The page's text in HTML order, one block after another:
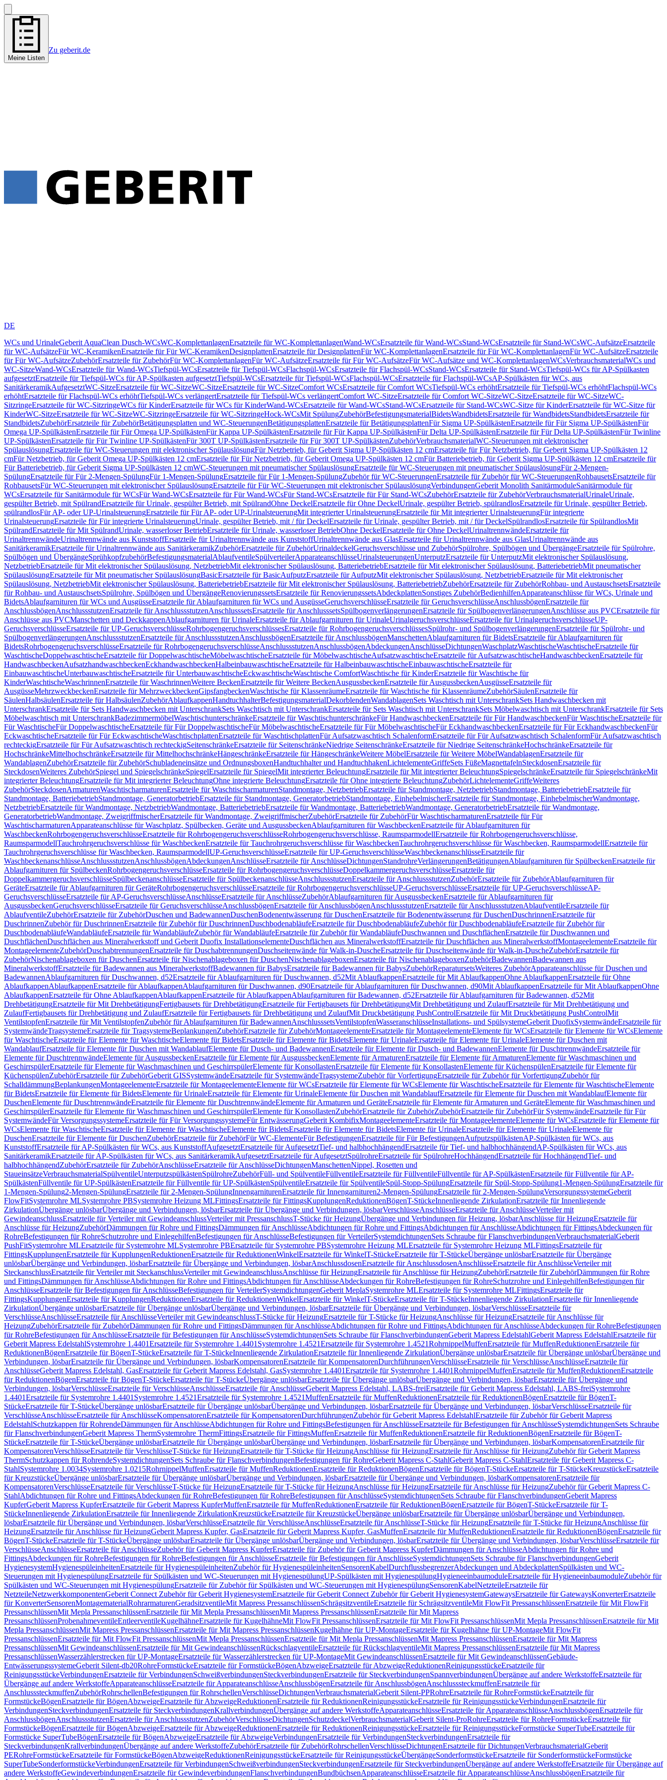
Meine Listen
Zu geberit.de
DE
WCs und UrinaleGeberit AquaClean Dusch-WCsWC-KomplettanlagenErsatzteile für WC-KomplettanlagenWand-WCsErsatzteile für Wand-WCsStand-WCsErsatzteile für Stand-WCsWC-AufsätzeErsatzteile
für WC-AufsätzeFür WC-KeramikenErsatzteile für Für WC-KeramikenDesignplattenErsatzteile für DesignplattenFür WC-KomplettanlagenErsatzteile für Für WC-KomplettanlagenFür WC-AufsätzeErsatzteile
für Für WC-AufsätzeZubehörErsatzteile für ZubehörFür WC-KomplettanlagenFür WC-AufsätzeErsatzteile für Für WC-AufsätzeFür WC-Aufsätze und WC-KomplettanlagenWCsVerbrauchsmaterialWCs und
WC-SitzeWand-WCsErsatzteile für Wand-WCsTiefspül-WCsErsatzteile für Tiefspül-WCsFlachspül-WCsErsatzteile für Flachspül-WCsStand-WCsErsatzteile für Stand-WCsTiefspül-WCs für AP-Spülkasten
aufgesetztErsatzteile für Tiefspül-WCs für AP-Spülkasten aufgesetztTiefspül-WCsErsatzteile für Tiefspül-WCsFlachspül-WCsErsatzteile für Flachspül-WCsAP-Spülkästen für WCs, aus
SanitärkeramikAufgesetztWC-SitzeErsatzteile für WC-SitzeWC-SitzeErsatzteile für WC-SitzeComfort WCsErsatzteile für Comfort WCsTiefspül-WCs erhöhtErsatzteile für Tiefspül-WCs erhöhtFlachspül-WCs
erhöhtErsatzteile für Flachspül-WCs erhöhtTiefspül-WCs verlängertErsatzteile für Tiefspül-WCs verlängertComfort WC-SitzeErsatzteile für Comfort WC-SitzeWC-SitzeErsatzteile für WC-SitzeWC-
SitzringeErsatzteile für WC-SitzringeWCs für KinderErsatzteile für WCs für KinderWand-WCsErsatzteile für Wand-WCsStand-WCsErsatzteile für Stand-WCsWC-Sitze für KinderErsatzteile für WC-Sitze für
KinderWC-SitzeErsatzteile für WC-SitzeWC-SitzringeErsatzteile für WC-SitzringeHock-WCsMit SpülungZubehörBefestigungsmaterialBidetsWandbidetsErsatzteile für WandbidetsStandbidetsErsatzteile für
StandbidetsZubehörErsatzteile für ZubehörBetätigungsplatten und WC-SteuerungenBetätigungsplattenErsatzteile für BetätigungsplattenFür Sigma UP-SpülkästenErsatzteile für Für Sigma UP-SpülkästenFür
Omega UP-SpülkästenErsatzteile für Für Omega UP-SpülkästenFür Kappa UP-SpülkästenErsatzteile für Für Kappa UP-SpülkästenFür Delta UP-SpülkästenErsatzteile für Für Delta UP-SpülkästenFür Twinline
UP-SpülkästenErsatzteile für Für Twinline UP-SpülkästenFür 300T UP-SpülkästenErsatzteile für Für 300T UP-SpülkästenZubehörVerbrauchsmaterialWC-Steuerungen mit elektronischer
SpülauslösungErsatzteile für WC-Steuerungen mit elektronischer SpülauslösungFür Netzbetrieb, für Geberit Sigma UP-Spülkästen 12 cmErsatzteile für Für Netzbetrieb, für Geberit Sigma UP-Spülkästen 12
cmFür Netzbetrieb, für Geberit Omega UP-Spülkästen 12 cmErsatzteile für Für Netzbetrieb, für Geberit Omega UP-Spülkästen 12 cmFür Batteriebetrieb, für Geberit Sigma UP-Spülkästen 12 cmErsatzteile für
Für Batteriebetrieb, für Geberit Sigma UP-Spülkästen 12 cmWC-Steuerungen mit pneumatischer SpülauslösungErsatzteile für WC-Steuerungen mit pneumatischer SpülauslösungFür 2-Mengen-
SpülungErsatzteile für Für 2-Mengen-SpülungFür 1-Mengen-SpülungErsatzteile für Für 1-Mengen-SpülungZubehör für WC-SteuerungenErsatzteile für Zubehör für WC-SteuerungenRohbausetsErsatzteile für
RohbausetsFür WC-Steuerungen mit elektronischer SpülauslösungErsatzteile für Für WC-Steuerungen mit elektronischer SpülauslösungVerbindungenGeberit Monolith SanitärmoduleSanitärmodule für
WCsErsatzteile für Sanitärmodule für WCsFür Wand-WCsErsatzteile für Für Wand-WCsFür Stand-WCsErsatzteile für Für Stand-WCsZubehörErsatzteile für ZubehörVerbrauchsmaterialUrinaleUrinale,
gespülter Betrieb, mit SpülrandErsatzteile für Urinale, gespülter Betrieb, mit SpülrandOhne DeckelErsatzteile für Ohne DeckelUrinale, gespülter Betrieb, spülrandlosErsatzteile für Urinale, gespülter Betrieb,
spülrandlosFür AP- oder UP-UrinalsteuerungErsatzteile für Für AP- oder UP-UrinalsteuerungMit integrierter UrinalsteuerungErsatzteile für Mit integrierter UrinalsteuerungFür integrierte
UrinalsteuerungErsatzteile für Für integrierte UrinalsteuerungUrinale, gespülter Betrieb, mit / für DeckelErsatzteile für Urinale, gespülter Betrieb, mit / für DeckelSpülrandlosErsatzteile für SpülrandlosMit
SpülrandErsatzteile für Mit SpülrandUrinale, wasserloser BetriebErsatzteile für Urinale, wasserloser BetriebOhne DeckelErsatzteile für Ohne DeckelUrinaltrennwändeErsatzteile für
UrinaltrennwändeUrinaltrennwände aus KunststoffErsatzteile für Urinaltrennwände aus KunststoffUrinaltrennwände aus GlasErsatzteile für Urinaltrennwände aus GlasUrinaltrennwände aus
SanitärkeramikErsatzteile für Urinaltrennwände aus SanitärkeramikZubehörErsatzteile für ZubehörUrinaldeckelGeruchsverschlüsse und ZubehörSpülrohre, Spülbögen und ÜbergängeErsatzteile für Spülrohre,
Spülbögen und ÜbergängeSprühkopfzubehörBefestigungsmaterialAblaufventileSpülverteilerApparateanschlüsseUrinalsteuerungenUnterputzErsatzteile für UnterputzMit elektronischer Spülauslösung,
NetzbetriebErsatzteile für Mit elektronischer Spülauslösung, NetzbetriebMit elektronischer Spülauslösung, BatteriebetriebErsatzteile für Mit elektronischer Spülauslösung, BatteriebetriebMit pneumatischer
SpülauslösungErsatzteile für Mit pneumatischer SpülauslösungBasicErsatzteile für BasicAufputzErsatzteile für AufputzMit elektronischer Spülauslösung, NetzbetriebErsatzteile für Mit elektronischer
Spülauslösung, NetzbetriebMit elektronischer Spülauslösung, BatteriebetriebErsatzteile für Mit elektronischer Spülauslösung, BatteriebetriebZubehörErsatzteile für ZubehörRohbau- und AustauschsetsErsatzteile
für Rohbau- und AustauschsetsSpülrohre, Spülbögen und ÜbergängeRenovierungssetsErsatzteile für RenovierungssetsAbdeckplattenSonstiges ZubehörBedienhilfenApparateanschlüsse für WCs, Urinale und
BidetsAblaufgarnituren für WCs und AusgüsseErsatzteile für Ablaufgarnituren für WCs und AusgüsseGeruchsverschlüsseErsatzteile für GeruchsverschlüsseAnschlussbögenErsatzteile für
AnschlussbögenAnschlussstutzenErsatzteile für AnschlussstutzenAnschlusssetsErsatzteile für AnschlusssetsSpülbogenverlängerungenErsatzteile für SpülbogenverlängerungenAnschlüsse aus PVCErsatzteile für
Anschlüsse aus PVCManschetten und DeckkappenAblaufgarnituren für UrinaleErsatzteile für Ablaufgarnituren für UrinaleUrinalgeruchsverschlüsseErsatzteile für UrinalgeruchsverschlüsseUP-
GeruchsverschlüsseErsatzteile für UP-GeruchsverschlüsseRohrbogengeruchsverschlüssesErsatzteile für RohrbogengeruchsverschlüssesSpülrohr- und SpülbogenverlängerungenErsatzteile für Spülrohr- und
SpülbogenverlängerungenAnschlussstutzenErsatzteile für AnschlussstutzenAnschlussbögenErsatzteile für AnschlussbögenManschettenAblaufgarnituren für BidetsErsatzteile für Ablaufgarnituren für
BidetsRohrbogengeruchsverschlüsseErsatzteile für RohrbogengeruchsverschlüsseAnschlussstutzenAnschlussbögenAbdeckungenAnschlüsseDichtungenWaschplatzWaschtischeWaschtischeErsatzteile für
WaschtischeDoppelwaschtischeErsatzteile für DoppelwaschtischeMöbelwaschtischeErsatzteile für MöbelwaschtischeAufsatzwaschtischeErsatzteile für AufsatzwaschtischeHandwaschbeckenErsatzteile für
HandwaschbeckenAufsatzhandwaschbeckenEckhandwaschbeckenHalbeinbauwaschtischeErsatzteile für HalbeinbauwaschtischeEinbauwaschtischeErsatzteile für
EinbauwaschtischeUnterbauwaschtischeErsatzteile für UnterbauwaschtischeEckwaschtischeWaschtische ComfortWaschtische für KinderErsatzteile für Waschtische für
KinderWaschtischeWaschrinnenErsatzteile für WaschrinnenWeitere BeckenErsatzteile für Weitere BeckenAusgussbeckenErsatzteile für AusgussbeckenAusgüsseErsatzteile für
AusgüsseMehrzweckbeckenErsatzteile für MehrzweckbeckenGipsfangbeckenWaschtische für KlassenräumeErsatzteile für Waschtische für KlassenräumeZubehörSäulenErsatzteile für
SäulenHalbsäulenErsatzteile für HalbsäulenZubehörAblaufkappenHandtuchhalterBefestigungsmaterialDekorblendenWandablagenSets Waschtisch mit UnterschrankSets Handwaschbecken mit
UnterschrankErsatzteile für Sets Handwaschbecken mit UnterschrankSets Waschtisch mit UnterschrankErsatzteile für Sets Waschtisch mit UnterschrankSets Möbelwaschtisch mit UnterschrankErsatzteile für Sets
Möbelwaschtisch mit UnterschrankBadezimmermöbelWaschtischunterschränkeErsatzteile für WaschtischunterschränkeFür HandwaschbeckenErsatzteile für Für HandwaschbeckenFür WaschtischeErsatzteile für
Für WaschtischeFür DoppelwaschtischeErsatzteile für Für DoppelwaschtischeFür MöbelwaschtischeErsatzteile für Für MöbelwaschtischeFür EckhandwaschbeckenErsatzteile für Für EckhandwaschbeckenFür
EckwaschtischeErsatzteile für Für EckwaschtischeWaschtischplattenErsatzteile für WaschtischplattenFür Aufsatzwaschtisch SchalenformErsatzteile für Für Aufsatzwaschtisch SchalenformFür Aufsatzwaschtisch
rechteckigErsatzteile für Für Aufsatzwaschtisch rechteckigSeitenschränkeErsatzteile für SeitenschränkeNiedrige SeitenschränkeErsatzteile für Niedrige SeitenschränkeHochschränkeErsatzteile für
HochschränkeMittelhochschränkeErsatzteile für MittelhochschränkeHängeschränkeErsatzteile für HängeschränkeWeitere MöbelErsatzteile für Weitere MöbelWandablagenErsatzteile für
WandablagenZubehörErsatzteile für ZubehörSchubladeneinsätze und OrdnungsboxenHandtuchhalter und HandtuchhakenLichtelementeGriffeSets FüßeMagnettafelnSteckdosenErsatzteile für
SteckdosenWeiteres ZubehörSpiegel und SpiegelschränkeSpiegelErsatzteile für SpiegelMit integrierter BeleuchtungErsatzteile für Mit integrierter BeleuchtungSpiegelschränkeErsatzteile für SpiegelschränkeMit
integrierter BeleuchtungErsatzteile für Mit integrierter BeleuchtungOhne integrierte BeleuchtungErsatzteile für Ohne integrierte BeleuchtungZubehörLichtelementeGriffeWeiteres
ZubehörSteckdosenArmaturenWaschtischarmaturenErsatzteile für WaschtischarmaturenStandmontage, NetzbetriebErsatzteile für Standmontage, NetzbetriebStandmontage, BatteriebetriebErsatzteile für
Standmontage, BatteriebetriebStandmontage, GeneratorbetriebErsatzteile für Standmontage, GeneratorbetriebStandmontage, EinhebelmischerErsatzteile für Standmontage, EinhebelmischerWandmontage,
NetzbetriebErsatzteile für Wandmontage, NetzbetriebWandmontage, BatteriebetriebErsatzteile für Wandmontage, BatteriebetriebWandmontage, GeneratorbetriebErsatzteile für Wandmontage,
GeneratorbetriebWandmontage, ZweigriffmischerErsatzteile für Wandmontage, ZweigriffmischerZubehörErsatzteile für ZubehörFür WaschtischarmaturenErsatzteile für Für
WaschtischarmaturenApparateanschlüsse für Waschplatz, Spülbecken, Geräte und AusgussbeckenAblaufgarnituren für WaschbeckenErsatzteile für Ablaufgarnituren für
WaschbeckenRohrbogengeruchsverschlüsseErsatzteile für RohrbogengeruchsverschlüsseRohrbogengeruchsverschlüsse, RaumsparmodellErsatzteile für Rohrbogengeruchsverschlüsse,
RaumsparmodellTauchrohrgeruchsverschlüsse für WaschbeckenErsatzteile für Tauchrohrgeruchsverschlüsse für WaschbeckenTauchrohrgeruchsverschlüsse für Waschbecken, RaumsparmodellErsatzteile für
Tauchrohrgeruchsverschlüsse für Waschbecken, RaumsparmodellUP-GeruchsverschlüsseErsatzteile für UP-GeruchsverschlüsseWaschbeckenanschlüsseErsatzteile für
WaschbeckenanschlüsseAnschlussstutzenAnschlussbögenAbdeckungenAnschlüsseErsatzteile für AnschlüsseDichtungenStandrohreVerlängerungenBetätigungenAblaufgarnituren für SpülbeckenErsatzteile für
Ablaufgarnituren für SpülbeckenRohrbogengeruchsverschlüsseErsatzteile für RohrbogengeruchsverschlüsseDoppelkammergeruchsverschlüsseErsatzteile für
DoppelkammergeruchsverschlüsseSpülbeckenanschlüsseErsatzteile für SpülbeckenanschlüsseAnschlussstutzenErsatzteile für AnschlussstutzenZubehörErsatzteile für ZubehörAblaufgarnituren für
GeräteErsatzteile für Ablaufgarnituren für GeräteRohrbogengeruchsverschlüsseErsatzteile für RohrbogengeruchsverschlüsseUP-GeruchsverschlüsseErsatzteile für UP-GeruchsverschlüsseAP-
GeruchsverschlüsseErsatzteile für AP-GeruchsverschlüsseAnschlüsseErsatzteile für AnschlüsseZubehörAblaufgarnituren für AusgussbeckenErsatzteile für Ablaufgarnituren für
AusgussbeckenGeruchsverschlüsseErsatzteile für GeruchsverschlüsseAnschlussbögenErsatzteile für AnschlussbögenAnschlussstutzenErsatzteile für AnschlussstutzenAblaufventileErsatzteile für
AblaufventileZubehörErsatzteile für ZubehörDuschen und BadewannenDuschenBodenentwässerung für DuschenErsatzteile für Bodenentwässerung für DuschenDuschrinnenErsatzteile für
DuschrinnenZubehör für DuschrinnenErsatzteile für Zubehör für DuschrinnenDuschbodenabläufeErsatzteile für DuschbodenabläufeZubehör für DuschbodenabläufeErsatzteile für Zubehör für
DuschbodenabläufeWandabläufeErsatzteile für WandabläufeZubehör für WandabläufeErsatzteile für Zubehör für WandabläufeDuschwannen und DuschflächenErsatzteile für Duschwannen und
DuschflächenDuschflächen aus Mineralwerkstoff und Geberit Duofix InstallationselementeDuschflächen aus MineralwerkstoffErsatzteile für Duschflächen aus MineralwerkstoffMontageelementeErsatzteile für
MontageelementeZubehörDuschabtrennungenErsatzteile für DuschabtrennungenDuschseitenwände für Walk-in-DuscheErsatzteile für Duschseitenwände für Walk-in-DuscheZubehörErsatzteile für
ZubehörNischenablageboxen für DuschenErsatzteile für Nischenablageboxen für DuschenNischenablageboxenErsatzteile für NischenablageboxenZubehörBadewannenBadewannen aus
MineralwerkstoffErsatzteile für Badewannen aus MineralwerkstoffBadewannen für BabysErsatzteile für Badewannen für BabysZubehörReparatursetsWeiteres ZubehörApparateanschlüsse für Duschen und
BadewannenAblaufgarnituren für Duschwannen, d52Ersatzteile für Ablaufgarnituren für Duschwannen, d52Mit AblaufkappenErsatzteile für Mit AblaufkappenOhne AblaufkappenErsatzteile für Ohne
AblaufkappenAblaufkappenErsatzteile für AblaufkappenAblaufgarnituren für Duschwannen, d90Ersatzteile für Ablaufgarnituren für Duschwannen, d90Mit AblaufkappenErsatzteile für Mit AblaufkappenOhne
AblaufkappenErsatzteile für Ohne AblaufkappenAblaufkappenErsatzteile für AblaufkappenAblaufgarnituren für Badewannen, d52Ersatzteile für Ablaufgarnituren für Badewannen, d52Mit
DrehbetätigungErsatzteile für Mit DrehbetätigungFertigbausets für DrehbetätigungErsatzteile für Fertigbausets für DrehbetätigungMit Drehbetätigung und ZulaufErsatzteile für Mit Drehbetätigung und
ZulaufFertigbausets für Drehbetätigung und ZulaufErsatzteile für Fertigbausets für Drehbetätigung und ZulaufMit Druckbetätigung PushControlErsatzteile für Mit Druckbetätigung PushControlMit
VentilstopfenErsatzteile für Mit VentilstopfenZubehör für Ablaufgarnituren für BadewannenAnschlusssetsVentilstopfenWasseranschlüsseInstallations- und SpülsystemeGeberit DuofixSystemwändeErsatzteile für
SystemwändeTragsystemeErsatzteile für TragsystemeBeplankungenZubehörErsatzteile für ZubehörMontageelementeErsatzteile für MontageelementeElemente für WCsErsatzteile für Elemente für WCsElemente
für WaschtischeErsatzteile für Elemente für WaschtischeElemente für BidetsErsatzteile für Elemente für BidetsElemente für UrinaleErsatzteile für Elemente für UrinaleElemente für Duschen mit
WandablaufErsatzteile für Elemente für Duschen mit WandablaufElemente für Dusch- und BadewannenErsatzteile für Elemente für Dusch- und BadewannenElemente für DuschtrennwändeErsatzteile für
Elemente für DuschtrennwändeElemente für AusgussbeckenErsatzteile für Elemente für AusgussbeckenElemente für ArmaturenErsatzteile für Elemente für ArmaturenElemente für Waschmaschinen und
GeschirrspülerErsatzteile für Elemente für Waschmaschinen und GeschirrspülerElemente für KonsollastenErsatzteile für Elemente für KonsollastenElemente für KüchenspülenErsatzteile für Elemente für
KüchenspülenZubehörErsatzteile für ZubehörGeberit GISSystemwändeErsatzteile für SystemwändeTragsystemeZubehör für VorfertigungErsatzteile für Zubehör für VorfertigungZubehör für
SchalldämmungBeplankungenMontageelementeErsatzteile für MontageelementeElemente für WCsErsatzteile für Elemente für WCsElemente für WaschtischeErsatzteile für Elemente für WaschtischeElemente
für BidetsErsatzteile für Elemente für BidetsElemente für UrinaleErsatzteile für Elemente für UrinaleElemente für Duschen mit WandablaufErsatzteile für Elemente für Duschen mit WandablaufElemente für
DuschenElemente für DuschtrennwändeErsatzteile für Elemente für DuschtrennwändeElemente für Armaturen und GeräteErsatzteile für Elemente für Armaturen und GeräteElemente für Waschmaschinen und
GeschirrspülerErsatzteile für Elemente für Waschmaschinen und GeschirrspülerElemente für KonsollastenZubehörErsatzteile für ZubehörZubehörErsatzteile für ZubehörFür SystemwändeErsatzteile für Für
SystemwändeFür VersorgungssystemeErsatzteile für Für VersorgungssystemeFür EntwässerungGeberit KombifixMontageelementeErsatzteile für MontageelementeElemente für WCsErsatzteile für Elemente für
WCsElemente für WaschtischeErsatzteile für Elemente für WaschtischeElemente für BidetsErsatzteile für Elemente für BidetsElemente für UrinaleErsatzteile für Elemente für UrinaleElemente für
DuschenErsatzteile für Elemente für DuschenZubehörErsatzteile für ZubehörFür WC-ElementeFür BefestigungenErsatzteile für Für BefestigungenAufputzspülkästenAP-Spülkästen für WCs, aus
KunststoffErsatzteile für AP-Spülkästen für WCs, aus KunststoffAufgesetztErsatzteile für AufgesetztTief- und halbhochhängendErsatzteile für Tief- und halbhochhängendAP-Spülkästen für WCs, aus
SanitärkeramikErsatzteile für AP-Spülkästen für WCs, aus SanitärkeramikAufgesetztErsatzteile für AufgesetztSpülrohreErsatzteile für SpülrohreHochhängendErsatzteile für HochhängendTief- und
halbhochhängendZubehörErsatzteile für ZubehörAnschlüsseErsatzteile für AnschlüsseDichtungenManschettenNippel, Rosetten und
StaueinsätzeVerbrauchsmaterialSpülventileUnterputzspülkästenSpülrohreZubehörFüll- und SpülventileFüllventileErsatzteile für FüllventileFüllventile für AP-SpülkästenErsatzteile für Füllventile für AP-
SpülkästenFüllventile für UP-SpülkästenErsatzteile für Füllventile für UP-SpülkästenSpülventileErsatzteile für SpülventileSpül-Stopp-SpülungErsatzteile für Spül-Stopp-Spülung1-Mengen-SpülungErsatzteile für
1-Mengen-Spülung2-Mengen-SpülungErsatzteile für 2-Mengen-SpülungInnengarniturenErsatzteile für Innengarnituren2-Mengen-SpülungErsatzteile für 2-Mengen-SpülungVersorgungssystemeGeberit
FlowFitSystemrohre MLSystemrohre PBSystemrohre Heizung MLFittingsErsatzteile für FittingsKupplungenReduktionenBögenT-StückeInnenliegende ZirkulationErsatzteile für Innenliegende
ZirkulationÜbergänge unlösbarÜbergänge und Verbindungen, lösbarErsatzteile für Übergänge und Verbindungen, lösbarVerschlüsseAnschlüsseErsatzteile für AnschlüsseVerteiler mit
GewindeanschlussErsatzteile für Verteiler mit GewindeanschlussVerteiler mit PressanschlussT-Stücke für HeizungÜbergänge und Verbindungen für Heizung, lösbarAnschlüsse für HeizungErsatzteile für
Anschlüsse für HeizungZubehörDämmungen für Rohre und FittingsDämmungen für AnschlüsseAbdichtungen für Rohre und FittingsAbdichtungen für AnschlüsseAbdichtungen für FittingsAbdeckungen für
RohreBefestigungen für RohreSchutzrohre und EinlegehilfenBefestigungen für AnschlüsseBefestigungen für VerteilerSystemdichtungenSets Schraube für FlanschverbindungenVerbrauchsmaterialGeberit
PushFitSystemrohre MLErsatzteile für Systemrohre MLSystemrohre PBErsatzteile für Systemrohre PBSystemrohre Heizung MLErsatzteile für Systemrohre Heizung MLFittingsErsatzteile für
FittingsKupplungenErsatzteile für KupplungenReduktionenErsatzteile für ReduktionenWinkelErsatzteile für WinkelT-StückeErsatzteile für T-StückeÜbergänge unlösbarErsatzteile für Übergänge
unlösbarÜbergänge und Verbindungen, lösbarErsatzteile für Übergänge und Verbindungen, lösbarAnschlussdosenErsatzteile für AnschlussdosenAnschlüsseErsatzteile für AnschlüsseVerteiler mit
SteckanschlussErsatzteile für Verteiler mit SteckanschlussVerteiler mit GewindeanschlussAnschlüsse für HeizungErsatzteile für Anschlüsse für HeizungZubehörErsatzteile für ZubehörDämmungen für Rohre
und FittingsDämmungen für AnschlüsseAbdichtungen für Rohre und FittingsAbdichtungen für AnschlüsseAbdeckungen für RohreBefestigungen für RohreSchutzrohre und EinlegehilfenBefestigungen für
AnschlüsseErsatzteile für Befestigungen für AnschlüsseBefestigungen für VerteilerSystemdichtungenGeberit MeplaSystemrohre MLErsatzteile für Systemrohre MLFittingsErsatzteile für
FittingsKupplungenErsatzteile für KupplungenReduktionenErsatzteile für ReduktionenWinkelErsatzteile für WinkelT-StückeErsatzteile für T-StückeInnenliegende ZirkulationErsatzteile für Innenliegende
ZirkulationÜbergänge unlösbarErsatzteile für Übergänge unlösbarÜbergänge und Verbindungen, lösbarErsatzteile für Übergänge und Verbindungen, lösbarVerschlüsseErsatzteile für
VerschlüsseAnschlüsseErsatzteile für AnschlüsseVerteiler mit GewindeanschlussT-Stücke für HeizungErsatzteile für T-Stücke für HeizungAnschlüsse für HeizungErsatzteile für Anschlüsse für
HeizungZubehörErsatzteile für ZubehörDämmungen für Rohre und FittingsDämmungen für AnschlüsseAbdichtungen für Rohre und FittingsAbdichtungen für AnschlüsseAbdeckungen für RohreBefestigungen
für RohreBefestigungen für AnschlüsseErsatzteile für Befestigungen für AnschlüsseSystemdichtungenSets Schraube für FlanschverbindungenGeberit Mapress EdelstahlGeberit Mapress EdelstahlErsatzteile für
Geberit Mapress EdelstahlSystemrohre 1.4401Ersatzteile für Systemrohre 1.4401 Systemrohre 1.4521Ersatzteile für Systemrohre 1.4521RohrnippelMuffenErsatzteile für MuffenReduktionenErsatzteile für
ReduktionenBögenErsatzteile für BögenT-StückeErsatzteile für T-StückeInnenliegende ZirkulationErsatzteile für Innenliegende ZirkulationÜbergänge unlösbarErsatzteile für Übergänge unlösbarÜbergänge und
Verbindungen, lösbarErsatzteile für Übergänge und Verbindungen, lösbarKompensatorenErsatzteile für KompensatorenDurchführungenVerschlüsseErsatzteile für VerschlüsseAnschlüsseErsatzteile für
AnschlüsseGeberit Mapress Edelstahl, GasErsatzteile für Geberit Mapress Edelstahl, GasSystemrohre 1.4401Ersatzteile für Systemrohre 1.4401RohrnippelMuffenErsatzteile für MuffenReduktionenErsatzteile
für ReduktionenBögenErsatzteile für BögenT-StückeErsatzteile für T-StückeÜbergänge unlösbarErsatzteile für Übergänge unlösbarÜbergänge und Verbindungen, lösbarErsatzteile für Übergänge und
Verbindungen, lösbarVerschlüsseErsatzteile für VerschlüsseAnschlüsseErsatzteile für AnschlüsseGeberit Mapress Edelstahl, LABS-freiErsatzteile für Geberit Mapress Edelstahl, LABS-freiSystemrohre
1.4401Ersatzteile für Systemrohre 1.4401 Systemrohre 1.4521Ersatzteile für Systemrohre 1.4521MuffenErsatzteile für MuffenReduktionenErsatzteile für ReduktionenBögenErsatzteile für BögenT-
StückeErsatzteile für T-StückeÜbergänge unlösbarErsatzteile für Übergänge unlösbarÜbergänge und Verbindungen, lösbarErsatzteile für Übergänge und Verbindungen, lösbarVerschlüsseErsatzteile für
VerschlüsseAnschlüsseErsatzteile für AnschlüsseKompensatorenErsatzteile für KompensatorenDurchführungenZubehör für Geberit Mapress EdelstahlErsatzteile für Zubehör für Geberit Mapress
EdelstahlSchutzkappen für RohrendeDämmungen für AnschlüsseAbdichtungen für Rohre und FittingsBefestigungen für AnschlüsseErsatzteile für Befestigungen für AnschlüsseSystemdichtungenSets Schraube
für FlanschverbindungenGeberit Mapress ThermSystemrohre ThermFittingsErsatzteile für FittingsMuffenErsatzteile für MuffenReduktionenErsatzteile für ReduktionenBögenErsatzteile für BögenT-
StückeErsatzteile für T-StückeÜbergänge unlösbarErsatzteile für Übergänge unlösbarÜbergänge und Verbindungen, lösbarErsatzteile für Übergänge und Verbindungen, lösbarKompensatorenErsatzteile für
KompensatorenVerschlüsseErsatzteile für VerschlüsseT-Stücke für HeizungErsatzteile für T-Stücke für HeizungAnschlüsse für HeizungErsatzteile für Anschlüsse für HeizungZubehör für Geberit Mapress
ThermSchutzkappen für RohrendeSystemdichtungenSets Schraube für FlanschverbindungenBefestigungen für RohreGeberit Mapress C-StahlGeberit Mapress C-StahlErsatzteile für Geberit Mapress C-
StahlSystemrohre 1.0034Systemrohre 1.0215RohrnippelMuffenErsatzteile für MuffenReduktionenErsatzteile für ReduktionenBögenErsatzteile für BögenT-StückeErsatzteile für T-StückeKreuzstückeErsatzteile
für KreuzstückeÜbergänge unlösbarErsatzteile für Übergänge unlösbarÜbergänge und Verbindungen, lösbarErsatzteile für Übergänge und Verbindungen, lösbarKompensatorenErsatzteile für
KompensatorenVerschlüsseErsatzteile für VerschlüsseT-Stücke für HeizungErsatzteile für T-Stücke für HeizungAnschlüsse für HeizungErsatzteile für Anschlüsse für HeizungZubehör für Geberit Mapress C-
StahlAbdichtungen für Rohre und FittingsAbdeckungen für RohreBefestigungen für RohreBefestigungen für AnschlüsseSystemdichtungenSets Schraube für FlanschverbindungenGeberit Mapress
KupferGeberit Mapress KupferErsatzteile für Geberit Mapress KupferMuffenErsatzteile für MuffenReduktionenErsatzteile für ReduktionenBögenErsatzteile für BögenT-StückeErsatzteile für T-
StückeInnenliegende ZirkulationErsatzteile für Innenliegende ZirkulationKreuzstückeErsatzteile für KreuzstückeÜbergänge unlösbarErsatzteile für Übergänge unlösbarÜbergänge und Verbindungen,
lösbarErsatzteile für Übergänge und Verbindungen, lösbarVerschlüsseErsatzteile für VerschlüsseAnschlüsseErsatzteile für AnschlüsseT-Stücke für HeizungErsatzteile für T-Stücke für HeizungAnschlüsse für
HeizungErsatzteile für Anschlüsse für HeizungGeberit Mapress Kupfer, GasErsatzteile für Geberit Mapress Kupfer, GasMuffenErsatzteile für MuffenReduktionenErsatzteile für ReduktionenBögenErsatzteile für
BögenT-StückeErsatzteile für T-StückeÜbergänge unlösbarErsatzteile für Übergänge unlösbarÜbergänge und Verbindungen, lösbarErsatzteile für Übergänge und Verbindungen, lösbarVerschlüsseErsatzteile für
VerschlüsseAnschlüsseErsatzteile für AnschlüsseZubehör für Geberit Mapress KupferErsatzteile für Zubehör für Geberit Mapress KupferDämmungen für AnschlüsseAbdichtungen für Rohre und
FittingsAbdeckungen für RohreBefestigungen für RohreBefestigungen für AnschlüsseErsatzteile für Befestigungen für AnschlüsseSystemdichtungenSets Schraube für FlanschverbindungenGeberit
HygienesystemHygienespüleinheitenErsatzteile für HygienespüleinheitenZubehör für HygienespüleinheitenSensorenKabelDurchflussbegrenzerAbdeckungen und AbdeckplattenSpülkästen und WC-
Steuerungen mit HygienespülungErsatzteile für Spülkästen und WC-Steuerungen mit HygienespülungUP-Spülkästen mit HygienespülungHygieneeinbaumoduleErsatzteile für HygieneeinbaumoduleZubehör für
Spülkästen und WC-Steuerungen mit HygienespülungErsatzteile für Zubehör für Spülkästen und WC-Steuerungen mit HygienespülungSensorenKabelNetzteileErsatzteile für
NetzteileNetzwerkkomponentenGeberit Connect Zubehör für Geberit HygienesystemErsatzteile für Geberit Connect Zubehör für Geberit HygienesystemGatewaysErsatzteile für GatewaysKonverterErsatzteile
für KonverterSensorenMontagematerialRohrarmaturenGeradsitzventileMit Mapress PressanschlüssenSchrägsitzventileErsatzteile für SchrägsitzventileMit FlowFit PressanschlüssenErsatzteile für Mit FlowFit
PressanschlüssenMit Mepla PressanschlüssenErsatzteile für Mit Mepla PressanschlüssenMit Mapress PressanschlüssenErsatzteile für Mit Mapress
PressanschlüssenProbenahmeventileEntleerventileKugelhähneErsatzteile für KugelhähneMit FlowFit PressanschlüssenErsatzteile für Mit FlowFit PressanschlüssenMit Mepla PressanschlüssenErsatzteile für Mit
Mepla PressanschlüssenMit Mapress PressanschlüssenErsatzteile für Mit Mapress PressanschlüssenKugelhähne für UP-MontageErsatzteile für Kugelhähne für UP-MontageMit FlowFit
PressanschlüssenErsatzteile für Mit FlowFit PressanschlüssenMit Mepla PressanschlüssenErsatzteile für Mit Mepla PressanschlüssenMit Mapress PressanschlüssenErsatzteile für Mit Mapress
PressanschlüssenMit GewindeanschlüssenErsatzteile für Mit GewindeanschlüssenRückschlagventileErsatzteile für RückschlagventileMit Mapress PressanschlüssenErsatzteile für Mit Mapress
PressanschlüssenWasserzählerstrecken für UP-MontageErsatzteile für Wasserzählerstrecken für UP-MontageMit GewindeanschlüssenErsatzteile für Mit GewindeanschlüssenGebäude-
EntwässerungssystemeGeberit Silent-db20RohreFormstückeErsatzteile für FormstückeBögenAbzweigeErsatzteile für AbzweigeReduktionenReinigungsstückeErsatzteile für
ReinigungsstückeVerbindungenErsatzteile für VerbindungenSchweißverbindungenSteckverbindungenErsatzteile für SteckverbindungenSpannverbindungenÜbergänge auf andere WerkstoffeErsatzteile für
Übergänge auf andere WerkstoffeApparateanschlüsseErsatzteile für ApparateanschlüsseAnschlussbögenErsatzteile für AnschlussbögenAnschlusssteckmuffenErsatzteile für
AnschlusssteckmuffenZubehörRohrschellenBefestigungen für RohrschellenVerschlüsseDichtungenVerbrauchsmaterialGeberit Silent-PPRohreErsatzteile für RohreFormstückeErsatzteile für
FormstückeBögenErsatzteile für BögenAbzweigeErsatzteile für AbzweigeReduktionenErsatzteile für ReduktionenReinigungsstückeErsatzteile für ReinigungsstückeVerbindungenErsatzteile für
VerbindungenSteckverbindungenErsatzteile für SteckverbindungenKrallverbindungenÜbergänge auf andere WerkstoffeApparateanschlüsseErsatzteile für ApparateanschlüsseAnschlussbögenErsatzteile für
AnschlussbögenAnschlussstutzenErsatzteile für AnschlussstutzenZubehörVerschlüsseDichtungenSchutzdeckelVerbrauchsmaterialGeberit Silent-ProRohreErsatzteile für RohreFormstückeErsatzteile für
FormstückeBögenErsatzteile für BögenAbzweigeErsatzteile für AbzweigeReduktionenErsatzteile für ReduktionenReinigungsstückeErsatzteile für ReinigungsstückeFormstücke SuperTubeErsatzteile für
Formstücke SuperTubeBögenErsatzteile für BögenAbzweigeErsatzteile für AbzweigeVerbindungenErsatzteile für VerbindungenSteckverbindungenErsatzteile für
SteckverbindungenKrallverbindungenÜbergänge auf andere WerkstoffeZubehörErsatzteile für ZubehörRohrschellenVerschlüsseDichtungenErsatzteile für DichtungenVerbrauchsmaterialGeberit
PERohreFormstückeErsatzteile für FormstückeBögenAbzweigeReduktionenReinigungsstückeErsatzteile für ReinigungsstückeÜbergängeSonderformstückeErsatzteile für SonderformstückeFormstücke
SuperTubeSonderformstückeVerbindungenErsatzteile für VerbindungenSchweißverbindungenSteckverbindungenErsatzteile für SteckverbindungenÜbergänge auf andere WerkstoffeErsatzteile für Übergänge auf
andere WerkstoffeGewindeverbindungenErsatzteile für GewindeverbindungenFlanschverbindungenBundbüchsenApparateanschlüsseErsatzteile für ApparateanschlüsseAnschlussbögenErsatzteile für